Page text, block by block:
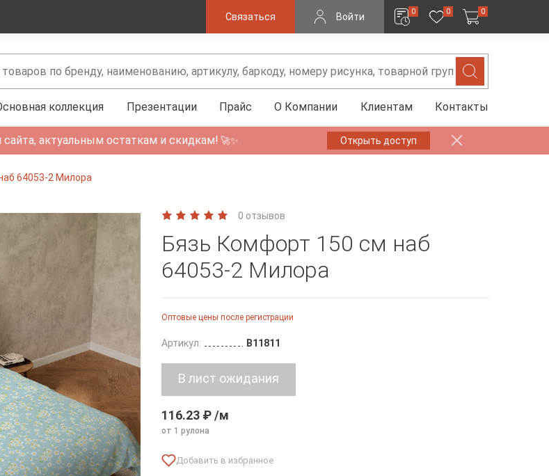
Связаться Войти 0 0 0
коллекция Презентации Прайс О Компании Клиентам Контакты
актуальным остаткам и скидкам! 🚀✨ Открыть доступ
64053-2 Милора
0 отзывов
Бязь Комфорт 150 см наб
64053-2 Милора
Оптовые цены после регистрации
Артикул: B11811
116.23 ₽ /м
от 1 рулона